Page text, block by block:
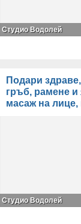
Студио Водолей
Подари
гръб, рамене
масаж на лице,
Студио Водолей